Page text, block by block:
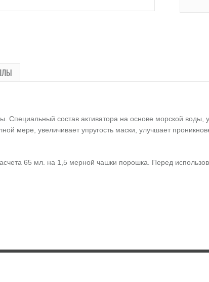
Специальный состав активатора на основе морской
мере, увеличивает упругость маски, улучшает
65 мл. на 1,5 мерной чашки порошка. Перед